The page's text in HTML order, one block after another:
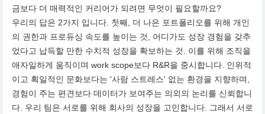
금보다 더 매력적인 커리어가 되려면 무엇이 필요할까요?
우리의 답은 2가지 입니다. 첫째, 더 나은 포트폴리오를 위해 개인
의 권한과 프로듀싱 속도를 높이는 것, 어디가도 성장 경험을 갖추
었다고 납득할 만한 수치적 성장을 확보하는 것. 이를 위해 조직을
애자일하게 움직이며 work scope보다 R&R을 중시합니다. 인위적
이고 획일적인 문화보다는 '사람 스트레스' 없는 환경을 지향하며,
경험이 주는 편견보다 데이터가 보여주는 의외의 논리를 신뢰합니
다. 우리 팀은 서로를 위해 회사의 성장을 고민합니다. 그래서 서로